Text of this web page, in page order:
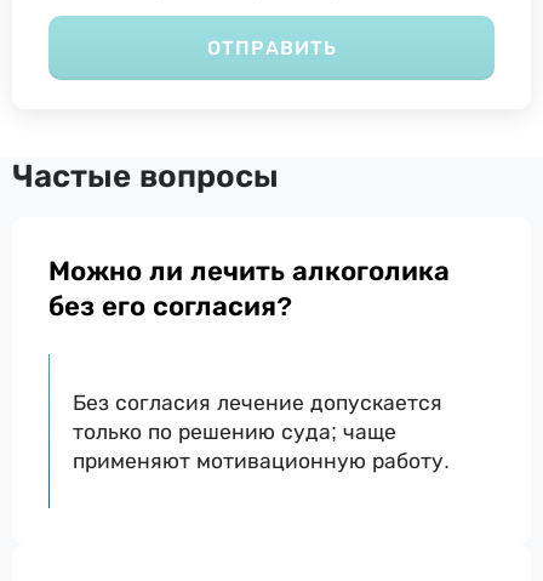
ОТПРАВИТЬ
Частые вопросы
Можно ли лечить алкоголика
без его согласия?
Без согласия лечение допускается
только по решению суда; чаще
применяют мотивационную работу.